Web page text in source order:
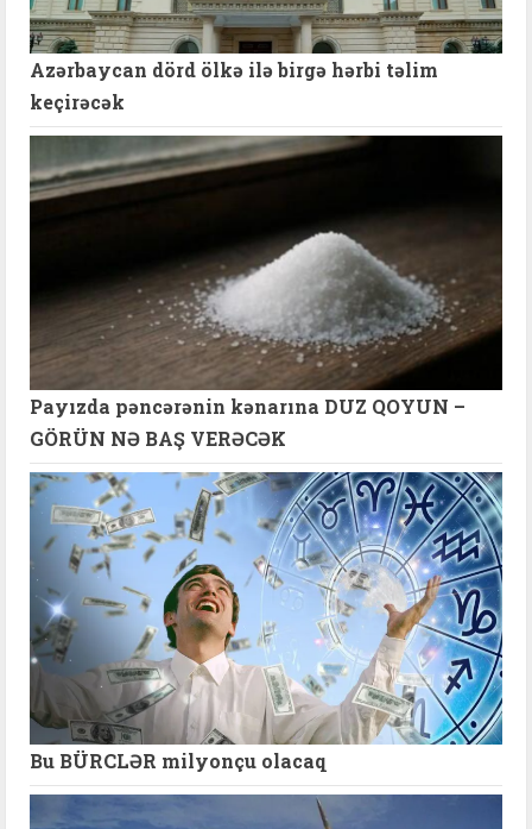
Azərbaycan dörd ölkə ilə birgə hərbi təlim
keçirəcək
Payızda pəncərənin kənarına DUZ QOYUN –
GÖRÜN NƏ BAŞ VERƏCƏK
Bu BÜRCLƏR milyonçu olacaq